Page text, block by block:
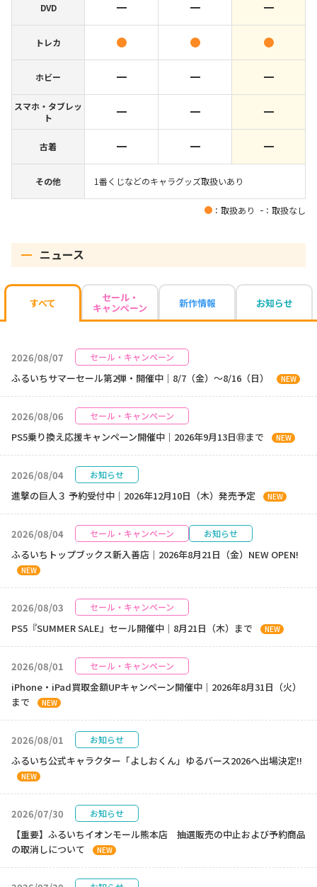
DVD
トレカ
ホビー
スマホ・タブレッ
ト
古着
その他 1番くじなどのキャラグッズ取扱いあり
：取扱あり ：取扱なし
ニュース
すべて セール・
キャンペーン 新作情報 お知らせ
2026/08/07 セール・キャンペーン
ふるいちサマーセール第2弾・開催中｜8/7（金）～8/16（日） NEW
2026/08/06 セール・キャンペーン
PS5乗り換え応援キャンペーン開催中｜2026年9月13日㊐まで NEW
2026/08/04 お知らせ
進撃の巨人３ 予約受付中｜2026年12月10日（木）発売予定 NEW
2026/08/04 セール・キャンペーン お知らせ
ふるいちトップブックス新入善店｜2026年8月21日（金）NEW OPEN!
NEW
2026/08/03 セール・キャンペーン
PS5『SUMMER SALE』セール開催中｜8月21日（木）まで NEW
2026/08/01 セール・キャンペーン
iPhone・iPad買取金額UPキャンペーン開催中｜2026年8月31日（火）
まで
NEW
2026/08/01 お知らせ
ふるいち公式キャラクター「よしおくん」ゆるバース2026へ出場決定!!
NEW
2026/07/30 お知らせ
【重要】ふるいちイオンモール熊本店 抽選販売の中止および予約商品
の取消しについて
NEW